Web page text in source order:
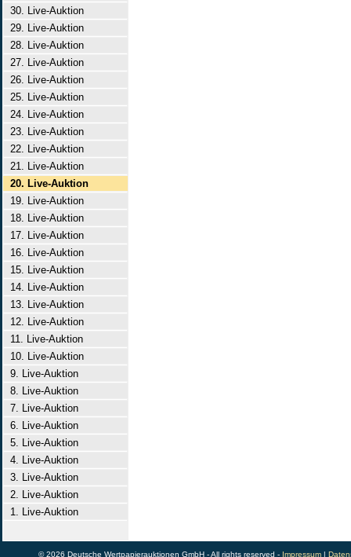
30. Live-Auktion
29. Live-Auktion
28. Live-Auktion
27. Live-Auktion
26. Live-Auktion
25. Live-Auktion
24. Live-Auktion
23. Live-Auktion
22. Live-Auktion
21. Live-Auktion
20. Live-Auktion
19. Live-Auktion
18. Live-Auktion
17. Live-Auktion
16. Live-Auktion
15. Live-Auktion
14. Live-Auktion
13. Live-Auktion
12. Live-Auktion
11. Live-Auktion
10. Live-Auktion
9. Live-Auktion
8. Live-Auktion
7. Live-Auktion
6. Live-Auktion
5. Live-Auktion
4. Live-Auktion
3. Live-Auktion
2. Live-Auktion
1. Live-Auktion
© 2026 Deutsche Wertpapierauktionen GmbH - All rights reserved - Impressum|